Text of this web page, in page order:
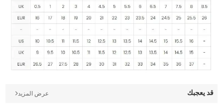
قد يعجبك عرض المزيد